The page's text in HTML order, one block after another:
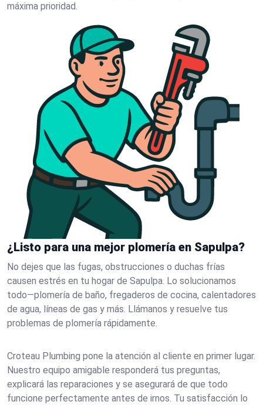
máxima prioridad.
¿Listo para una mejor plomería en Sapulpa?
No dejes que las fugas, obstrucciones o duchas frías
causen estrés en tu hogar de Sapulpa. Lo solucionamos
todo—plomería de baño, fregaderos de cocina, calentadores
de agua, líneas de gas y más. Llámanos y resuelve tus
problemas de plomería rápidamente.
Croteau Plumbing pone la atención al cliente en primer lugar.
Nuestro equipo amigable responderá tus preguntas,
explicará las reparaciones y se asegurará de que todo
funcione perfectamente antes de irnos. Tu satisfacción lo